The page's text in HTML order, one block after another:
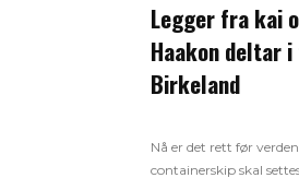
Legger fra kai
Haakon deltar
Birkeland
Nå er det rett før
containerskip skal